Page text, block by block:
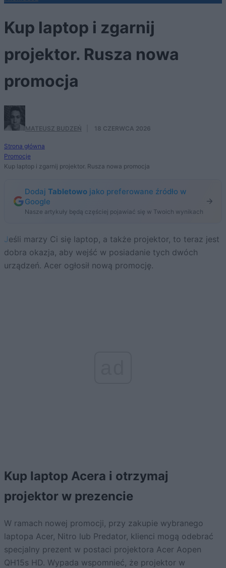
Kup laptop i zgarnij
projektor. Rusza nowa
promocja
MATEUSZ BUDZEŃ 18 CZERWCA 2026
Strona główna
Promocje
Kup laptop i zgarnij projektor. Rusza nowa promocja
Dodaj Tabletowo jako preferowane źródło w
Google
Nasze artykuły będą częściej pojawiać się w Twoich wynikach
Jeśli marzy Ci się laptop, a także projektor, to teraz jest
dobra okazja, aby wejść w posiadanie tych dwóch
urządzeń. Acer ogłosił nową promocję.
Kup laptop Acera i otrzymaj
projektor w prezencie
W ramach nowej promocji, przy zakupie wybranego
laptopa Acer, Nitro lub Predator, klienci mogą odebrać
specjalny prezent w postaci projektora Acer Aopen
QH15s HD. Wypada wspomnieć, że projektor w